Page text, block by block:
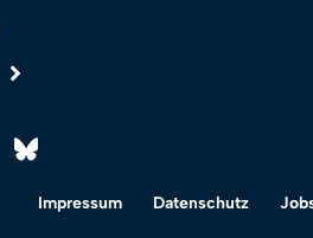
Impressum Datenschutz